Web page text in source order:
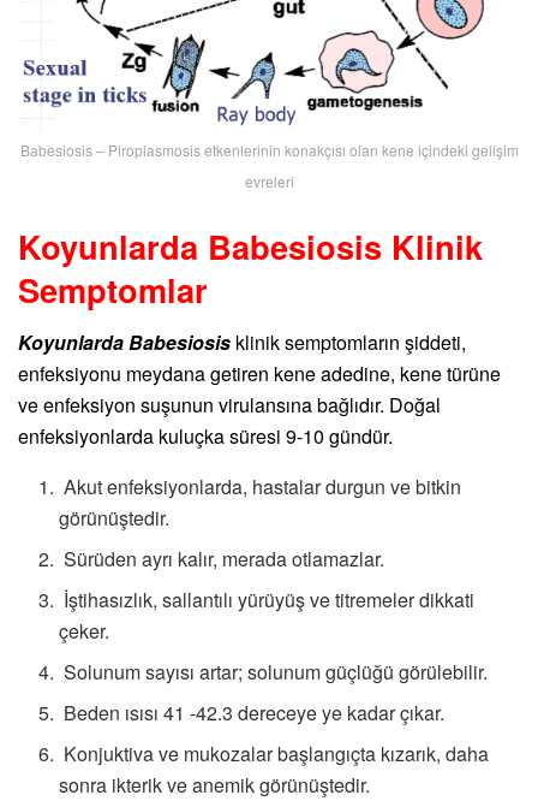
Babesiosis – Piroplasmosis etkenlerinin konakçısı olan kene içindeki gelişim
evreleri
Koyunlarda Babesiosis Klinik
Semptomlar
Koyunlarda Babesiosis klinik semptomların şiddeti,
enfeksiyonu meydana getiren kene adedine, kene türüne
ve enfeksiyon suşunun virulansına bağlıdır. Doğal
enfeksiyonlarda kuluçka süresi 9-10 gündür.
Akut enfeksiyonlarda, hastalar durgun ve bitkin
görünüştedir.
Sürüden ayrı kalır, merada otlamazlar.
İştihasızlık, sallantılı yürüyüş ve titremeler dikkati
çeker.
Solunum sayısı artar; solunum güçlüğü görülebilir.
Beden ısısı 41 -42.3 dereceye ye kadar çıkar.
Konjuktiva ve mukozalar başlangıçta kızarık, daha
sonra ikterik ve anemik görünüştedir.